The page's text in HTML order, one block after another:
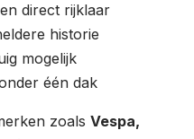
direct rijklaar
historie
mogelijk
één dak
zoals Vespa,